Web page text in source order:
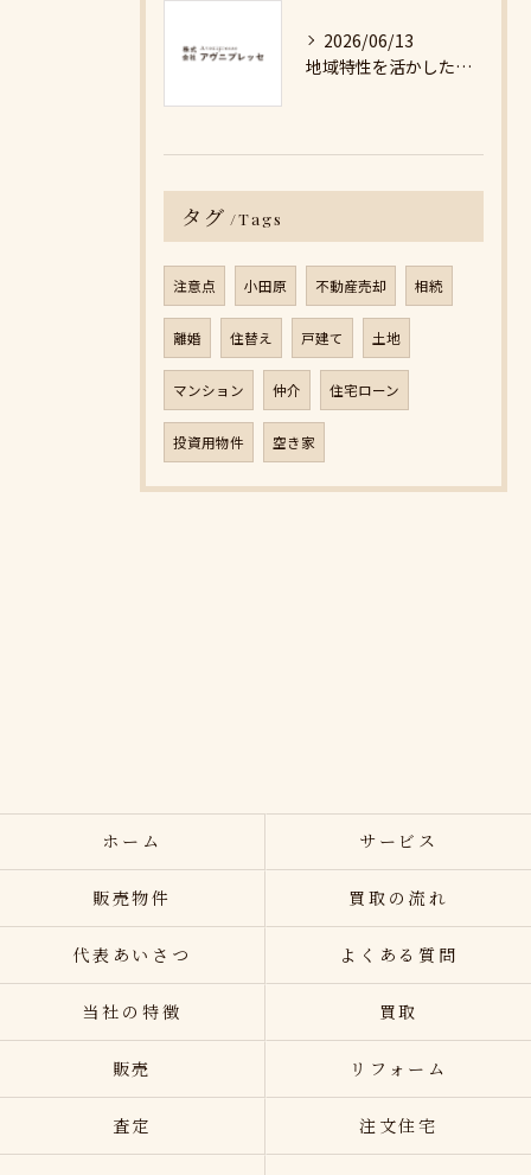
2026/06/13
地域特性を活かした最適な不動産売却戦略の秘訣
タグ Tags
注意点 小田原 不動産売却 相続
離婚 住替え 戸建て 土地
マンション 仲介 住宅ローン
投資用物件 空き家
ホーム サービス
販売物件 買取の流れ
代表あいさつ よくある質問
当社の特徴 買取
販売 リフォーム
査定 注文住宅